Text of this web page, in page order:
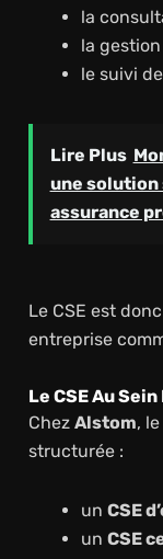
la
la
le suivi
Lire Plus
une solution
assurance
Le CSE est
entreprise
Le CSE Au
Chez Alstom,
structurée :
un CSE
un CSE